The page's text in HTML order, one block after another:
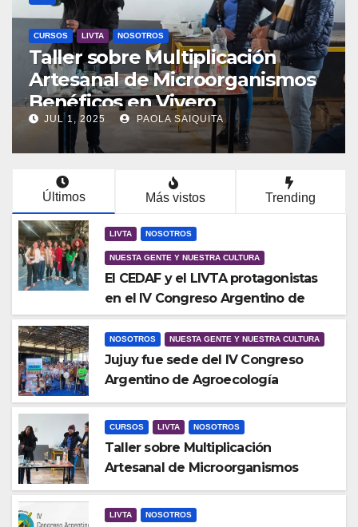
LIVTA NOSOTROS
Investigadores del LIVTA
CEDAF serán protagonistas en
el IV Congreso Argentino de
Agroecología
JUL 1, 2025 PAOLA SAIQUITA
Últimos Más vistos Trending
LIVTA NOSOTROS
NUESTA GENTE Y NUESTRA CULTURA
El CEDAF y el LIVTA protagonistas
en el IV Congreso Argentino de
Agroecología
NOSOTROS NUESTA GENTE Y NUESTRA CULTURA
Jujuy fue sede del IV Congreso
Argentino de Agroecología
CURSOS LIVTA NOSOTROS
Taller sobre Multiplicación
Artesanal de Microorganismos
Benéficos en Vivero
LIVTA NOSOTROS